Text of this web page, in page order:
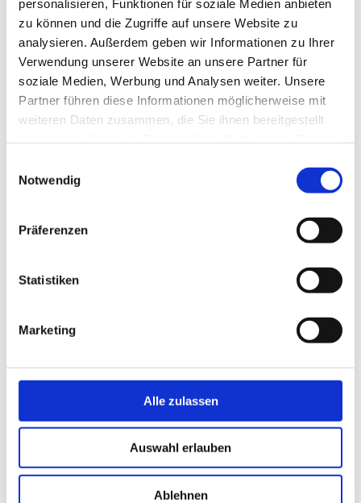
personalisieren, Funktionen für soziale Medien anbieten
zu können und die Zugriffe auf unsere Website zu
analysieren. Außerdem geben wir Informationen zu Ihrer
Verwendung unserer Website an unsere Partner für
soziale Medien, Werbung und Analysen weiter. Unsere
Partner führen diese Informationen möglicherweise mit
weiteren Daten zusammen, die Sie ihnen bereitgestellt
Notwendig
Präferenzen
Statistiken
Marketing
Alle zulassen
Auswahl erlauben
Ablehnen